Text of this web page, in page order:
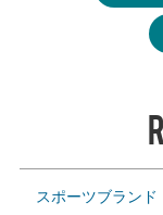
スポーツブランド